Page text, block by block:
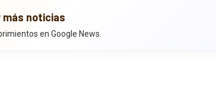
más noticias
en Google News.